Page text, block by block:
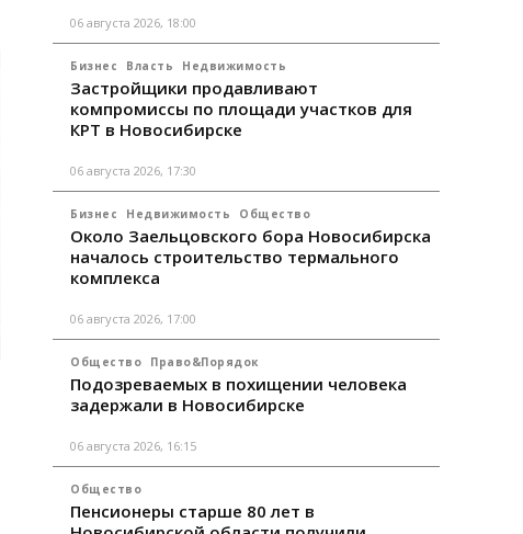
06 августа 2026, 18:00
Бизнес Власть Недвижимость
Застройщики продавливают
компромиссы по площади участков для
КРТ в Новосибирске
06 августа 2026, 17:30
Бизнес Недвижимость Общество
Около Заельцовского бора Новосибирска
началось строительство термального
комплекса
06 августа 2026, 17:00
Общество Право&Порядок
Подозреваемых в похищении человека
задержали в Новосибирске
06 августа 2026, 16:15
Общество
Пенсионеры старше 80 лет в